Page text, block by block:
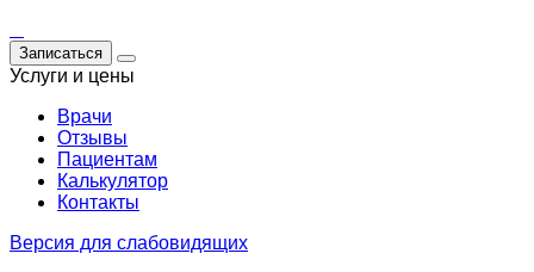
Записаться
Услуги и цены
Врачи
Отзывы
Пациентам
Калькулятор
Контакты
Версия для слабовидящих